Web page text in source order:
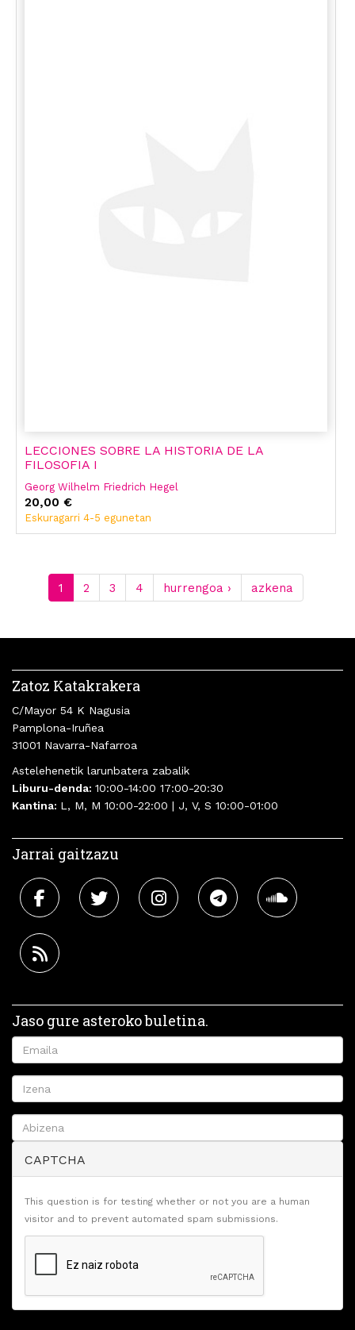
LECCIONES SOBRE LA HISTORIA DE LA
FILOSOFIA I
Georg Wilhelm Friedrich Hegel
20,00 €
Eskuragarri 4-5 egunetan
1 2 3 4 hurrengoa › azkena
Zatoz Katakrakera
C/Mayor 54 K Nagusia
Pamplona-Iruñea
31001 Navarra-Nafarroa
Astelehenetik larunbatera zabalik
Liburu-denda: 10:00-14:00 17:00-20:30
Kantina: L, M, M 10:00-22:00 | J, V, S 10:00-01:00
Jarrai gaitzazu
Jaso gure asteroko buletina.
CAPTCHA
This question is for testing whether or not you are a human
visitor and to prevent automated spam submissions.